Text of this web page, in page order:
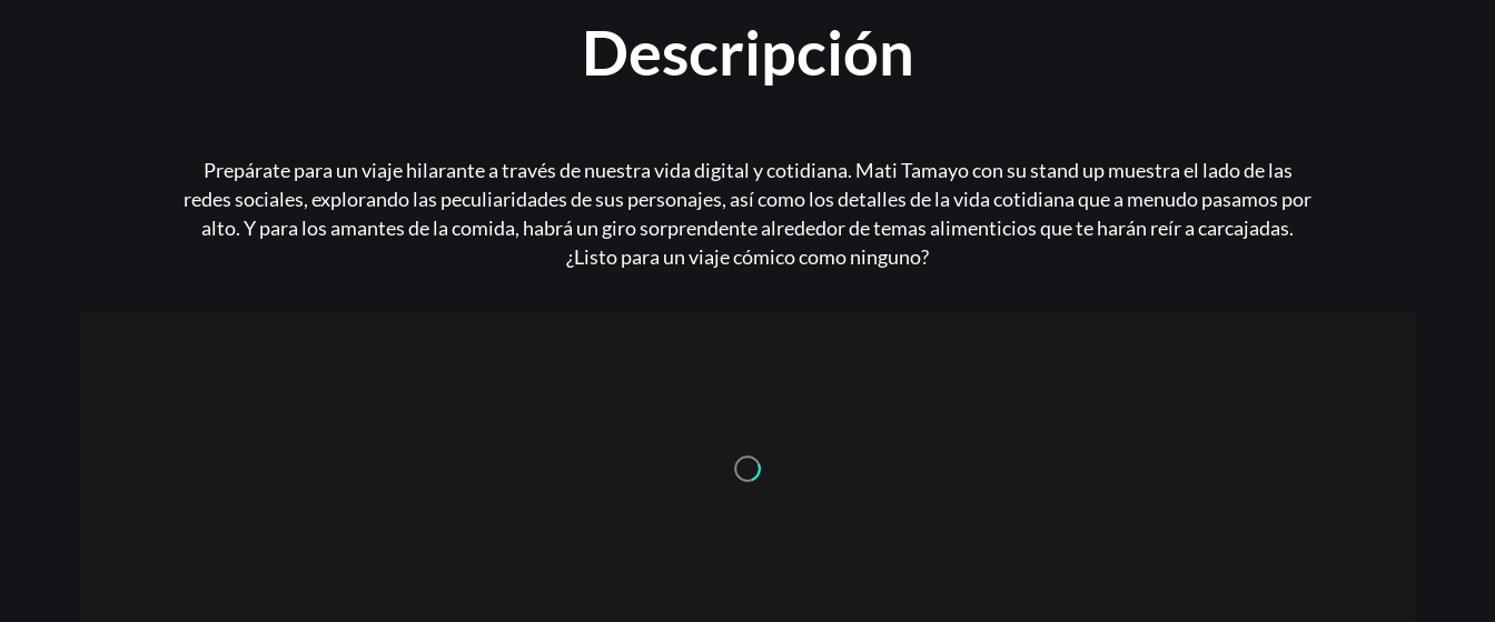
Descripción
Prepárate para un viaje hilarante a través de nuestra vida digital y cotidiana. Mati Tamayo con su stand up muestra el lado de las
redes sociales, explorando las peculiaridades de sus personajes, así como los detalles de la vida cotidiana que a menudo pasamos por
alto. Y para los amantes de la comida, habrá un giro sorprendente alrededor de temas alimenticios que te harán reír a carcajadas.
¿Listo para un viaje cómico como ninguno?
¿Olvidaste la contraseña?
Registrarse